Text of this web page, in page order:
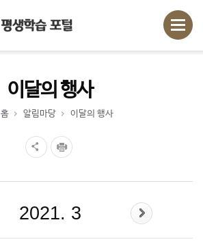
이달의 행사
홈 알림마당 이달의 행사
2021. 3